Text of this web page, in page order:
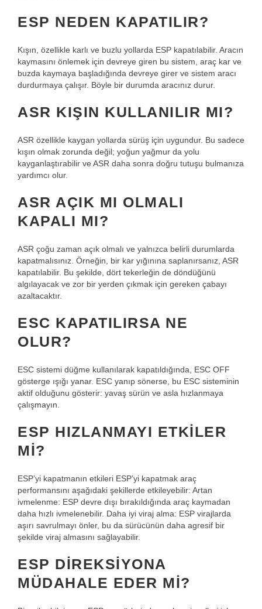
ESP NEDEN KAPATILIR?
Kışın, özellikle karlı ve buzlu yollarda ESP kapatılabilir. Aracın
kaymasını önlemek için devreye giren bu sistem, araç kar ve
buzda kaymaya başladığında devreye girer ve sistem aracı
durdurmaya çalışır. Böyle bir durumda aracınız durur.
ASR KIŞIN KULLANILIR MI?
ASR özellikle kaygan yollarda sürüş için uygundur. Bu sadece
kışın olmak zorunda değil; yoğun yağmur da yolu
kayganlaştırabilir ve ASR daha sonra doğru tutuşu bulmanıza
yardımcı olur.
ASR AÇIK MI OLMALI
KAPALI MI?
ASR çoğu zaman açık olmalı ve yalnızca belirli durumlarda
kapatmalısınız. Örneğin, bir kar yığınına saplanırsanız, ASR
kapatılabilir. Bu şekilde, dört tekerleğin de döndüğünü
algılayacak ve zor bir yerden çıkmak için gereken çabayı
azaltacaktır.
ESC KAPATILIRSA NE
OLUR?
ESC sistemi düğme kullanılarak kapatıldığında, ESC OFF
gösterge ışığı yanar. ESC yanıp sönerse, bu ESC sisteminin
aktif olduğunu gösterir: yavaş sürün ve asla hızlanmaya
çalışmayın.
ESP HIZLANMAYI ETKILER
MI?
ESP’yi kapatmanın etkileri ESP’yi kapatmak araç
performansını aşağıdaki şekillerde etkileyebilir: Artan
ivmelenme: ESP devre dışı bırakıldığında araç kaymadan
daha hızlı ivmelenebilir. Daha iyi viraj alma: ESP virajlarda
aşırı savrulmayı önler, bu da sürücünün daha agresif bir
şekilde viraj almasını sağlayabilir.
ESP DIREKSIYONA
MÜDAHALE EDER MI?